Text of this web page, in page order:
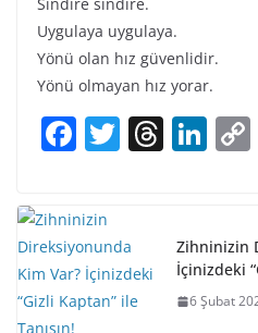
Sindire sindire.
Uygulaya uygulaya.
Yönü olan hız güvenlidir.
Yönü olmayan hız yorar.
F
c
e
b
o
T
er
T
a
d
s
Li
e
dI
n
Zihninizin
İçinizdeki
6 Şubat